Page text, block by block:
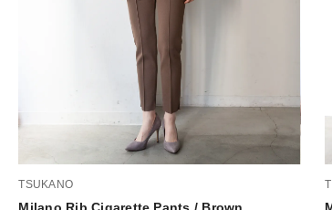
TSUKANO
Milano Rib Cigarette Pants / Brown